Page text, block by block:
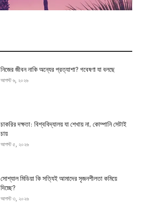
নিজের জীবন নাকি অন্যের প্রত্যাশা? গবেষণা যা বলছে
আগস্ট ৬, ২০২৬
চাকরির দক্ষতা: বিশ্ববিদ্যালয় যা শেখায় না, কোম্পানি সেটাই
চায়
আগস্ট ৫, ২০২৬
সোশ্যাল মিডিয়া কি সত্যিই আমাদের সৃজনশীলতা কমিয়ে
দিচ্ছে?
আগস্ট ৩, ২০২৬